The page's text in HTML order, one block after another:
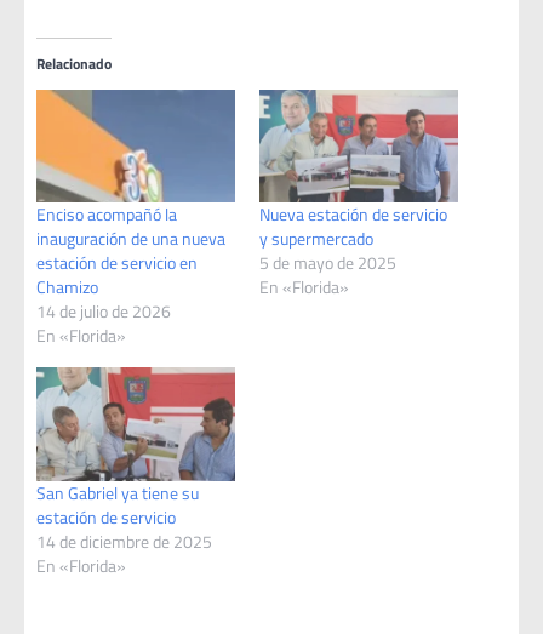
Relacionado
Enciso acompañó la
inauguración de una nueva
estación de servicio en
Chamizo
14 de julio de 2026
En «Florida»
Nueva estación de servicio
y supermercado
5 de mayo de 2025
En «Florida»
San Gabriel ya tiene su
estación de servicio
14 de diciembre de 2025
En «Florida»